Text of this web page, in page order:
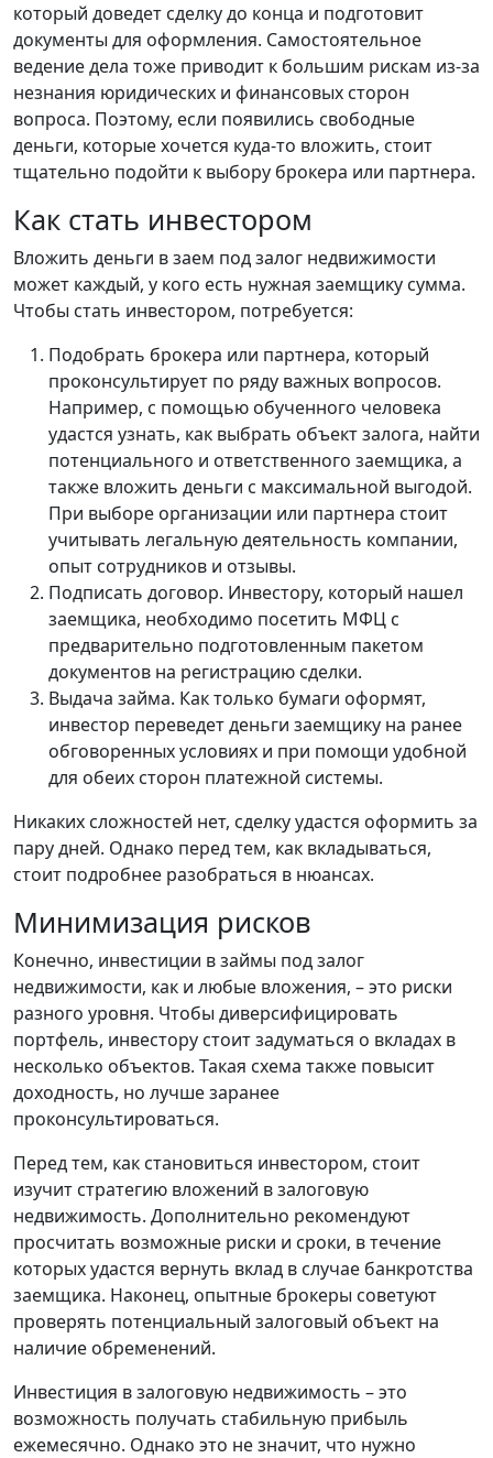
который доведет сделку до конца и подготовит
документы для оформления. Самостоятельное
ведение дела тоже приводит к большим рискам из-за
незнания юридических и финансовых сторон
вопроса. Поэтому, если появились свободные
деньги, которые хочется куда-то вложить, стоит
тщательно подойти к выбору брокера или партнера.
Как стать инвестором
Вложить деньги в заем под залог недвижимости
может каждый, у кого есть нужная заемщику сумма.
Чтобы стать инвестором, потребуется:
Подобрать брокера или партнера, который
проконсультирует по ряду важных вопросов.
Например, с помощью обученного человека
удастся узнать, как выбрать объект залога, найти
потенциального и ответственного заемщика, а
также вложить деньги с максимальной выгодой.
При выборе организации или партнера стоит
учитывать легальную деятельность компании,
опыт сотрудников и отзывы.
Подписать договор. Инвестору, который нашел
заемщика, необходимо посетить МФЦ с
предварительно подготовленным пакетом
документов на регистрацию сделки.
Выдача займа. Как только бумаги оформят,
инвестор переведет деньги заемщику на ранее
обговоренных условиях и при помощи удобной
для обеих сторон платежной системы.
Никаких сложностей нет, сделку удастся оформить за
пару дней. Однако перед тем, как вкладываться,
стоит подробнее разобраться в нюансах.
Минимизация рисков
Конечно, инвестиции в займы под залог
недвижимости, как и любые вложения, – это риски
разного уровня. Чтобы диверсифицировать
портфель, инвестору стоит задуматься о вкладах в
несколько объектов. Такая схема также повысит
доходность, но лучше заранее
проконсультироваться.
Перед тем, как становиться инвестором, стоит
изучит стратегию вложений в залоговую
недвижимость. Дополнительно рекомендуют
просчитать возможные риски и сроки, в течение
которых удастся вернуть вклад в случае банкротства
заемщика. Наконец, опытные брокеры советуют
проверять потенциальный залоговый объект на
наличие обременений.
Инвестиция в залоговую недвижимость – это
возможность получать стабильную прибыль
ежемесячно. Однако это не значит, что нужно